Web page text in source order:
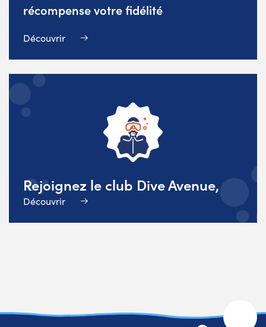
récompense votre fidélité
Découvrir
Rejoignez le club Dive Avenue,
Découvrir